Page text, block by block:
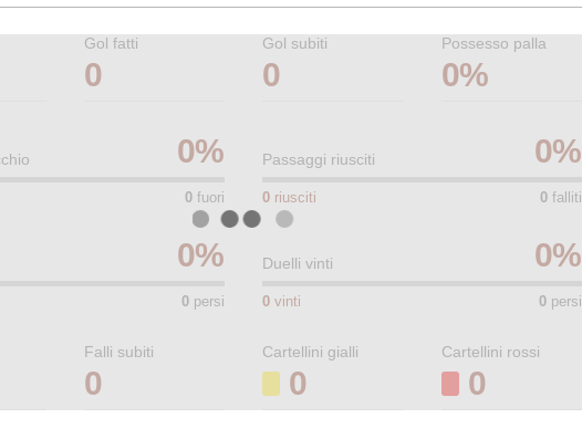
Gol fatti
0
Gol subiti
0
Possesso palla
0%
0%
0 fuori
Passaggi riusciti 0%
0 riusciti 0 falliti
0%
0 persi
Duelli vinti 0%
0 vinti 0 persi
Falli subiti
0
Cartellini gialli
0
Cartellini rossi
0